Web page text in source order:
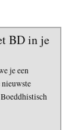
BD in je
je een